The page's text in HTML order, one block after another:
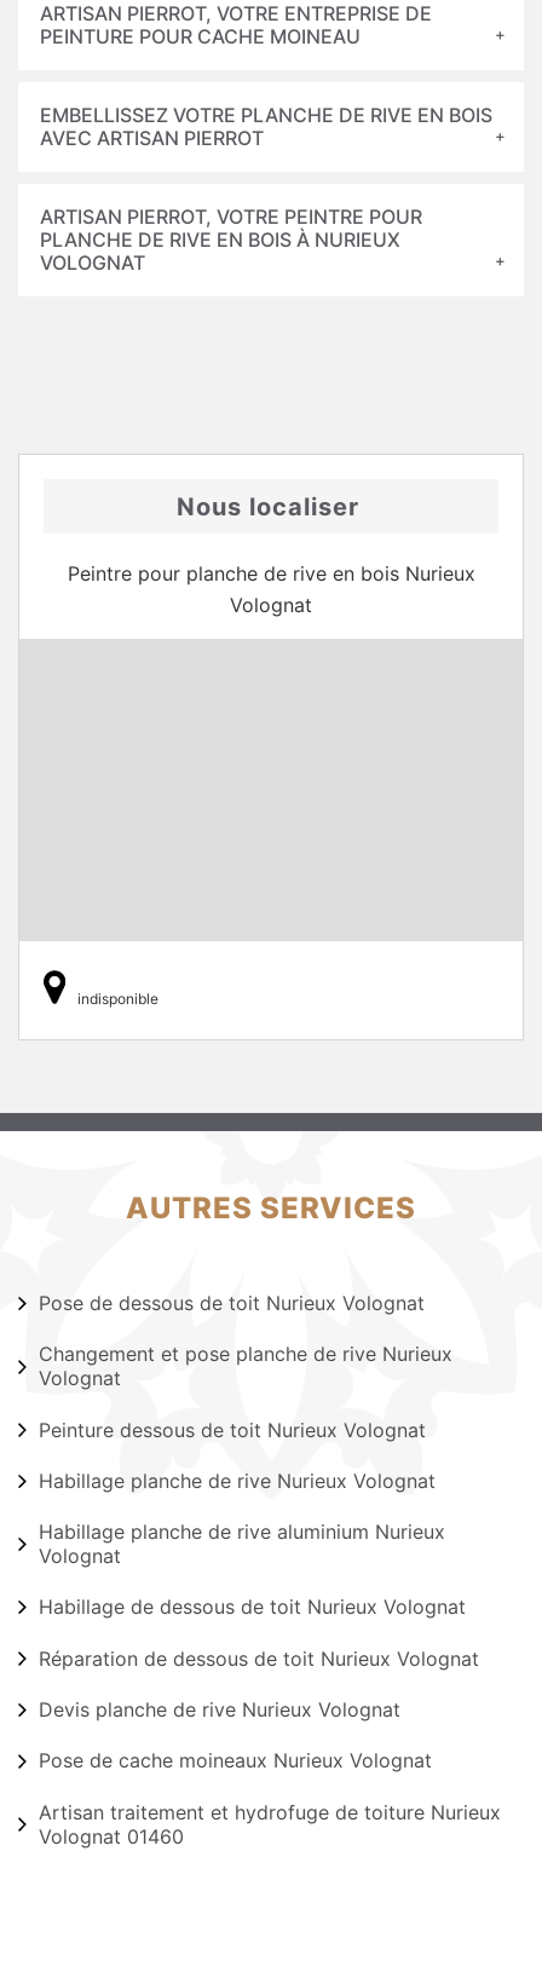
ARTISAN PIERROT, VOTRE ENTREPRISE DE
PEINTURE POUR CACHE MOINEAU
EMBELLISSEZ VOTRE PLANCHE DE RIVE EN BOIS
AVEC ARTISAN PIERROT
ARTISAN PIERROT, VOTRE PEINTRE POUR
PLANCHE DE RIVE EN BOIS À NURIEUX
VOLOGNAT
Nous localiser
Peintre pour planche de rive en bois Nurieux
Volognat
indisponible
AUTRES SERVICES
Pose de dessous de toit Nurieux Volognat
Changement et pose planche de rive Nurieux
Volognat
Peinture dessous de toit Nurieux Volognat
Habillage planche de rive Nurieux Volognat
Habillage planche de rive aluminium Nurieux
Volognat
Habillage de dessous de toit Nurieux Volognat
Réparation de dessous de toit Nurieux Volognat
Devis planche de rive Nurieux Volognat
Pose de cache moineaux Nurieux Volognat
Artisan traitement et hydrofuge de toiture Nurieux
Volognat 01460